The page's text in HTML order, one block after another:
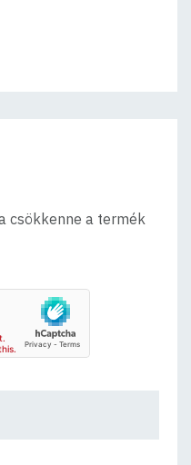
csökkenne a termék